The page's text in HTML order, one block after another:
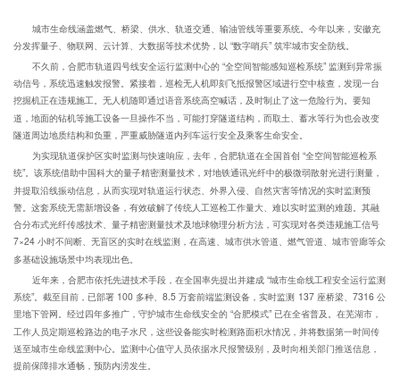
城市生命线涵盖燃气、桥梁、供水、轨道交通、输油管线等重要系统。今年以来，安徽充
分发挥量子、物联网、云计算、大数据等技术优势，以 “数字哨兵” 筑牢城市安全防线。
不久前，合肥市轨道四号线安全运行监测中心的 “全空间智能感知巡检系统” 监测到异常振
动信号，系统迅速触发报警。紧接着，巡检无人机即刻飞抵报警区域进行空中核查，发现一台
挖掘机正在违规施工。无人机随即通过语音系统高空喊话，及时制止了这一危险行为。要知
道，地面的钻机等施工设备一旦操作不当，可能打穿隧道结构，而取土、蓄水等行为也会改变
隧道周边地质结构和负重，严重威胁隧道内列车运行安全及乘客生命安全。
为实现轨道保护区实时监测与快速响应，去年，合肥轨道在全国首创 “全空间智能巡检系
统”。该系统借助中国科大的量子精密测量技术，对地铁通讯光纤中的极微弱散射光进行测量，
并提取沿线振动信息，从而实现对轨道运行状态、外界入侵、自然灾害等情况的实时监测预
警。这套系统无需新增设备，有效破解了传统人工巡检工作量大、难以实时监测的难题。其融
合分布式光纤传感技术、量子精密测量技术及地球物理分析方法，可实现对各类违规施工信号
7×24 小时不间断、无盲区的实时在线监测，在高速、城市供水管道、燃气管道、城市管廊等众
多基础设施场景中均表现出色。
近年来，合肥市依托先进技术手段，在全国率先提出并建成 “城市生命线工程安全运行监测
系统”。截至目前，已部署 100 多种、8.5 万套前端监测设备，实时监测 137 座桥梁、7316 公
里地下管网。经过四年多推广，守护城市生命线安全的 “合肥模式” 已在全省普及。在芜湖市，
工作人员定期巡检路边的电子水尺，这些设备能实时检测路面积水情况，并将数据第一时间传
送至城市生命线监测中心。监测中心值守人员依据水尺报警级别，及时向相关部门推送信息，
提前保障排水通畅，预防内涝发生。